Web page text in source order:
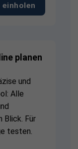
planen
und
Alle
Blick. Für
testen.